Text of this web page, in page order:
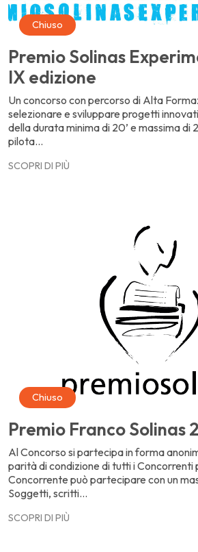
Chiuso
Premio Solinas
IX edizione
Un concorso con percorso di Alta
selezionare e sviluppare progetti
della durata minima di 20’ e massima di
pilota...
SCOPRI DI PIÙ
Chiuso
Premio Franco Solinas
Al Concorso si partecipa in forma
parità di condizione di tutti i
Concorrente può partecipare con un
Soggetti, scritti...
SCOPRI DI PIÙ